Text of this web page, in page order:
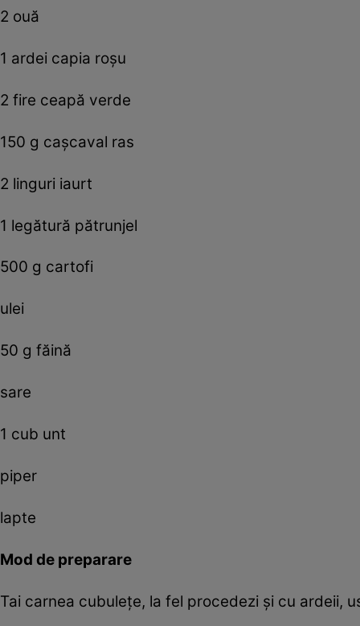
2 ouă
1 ardei capia roșu
2 fire ceapă verde
150 g cașcaval ras
2 linguri iaurt
1 legătură pătrunjel
500 g cartofi
ulei
50 g făină
sare
1 cub unt
piper
lapte
Mod de preparare
Tai carnea cubulețe, la fel procedezi și cu ardeii,